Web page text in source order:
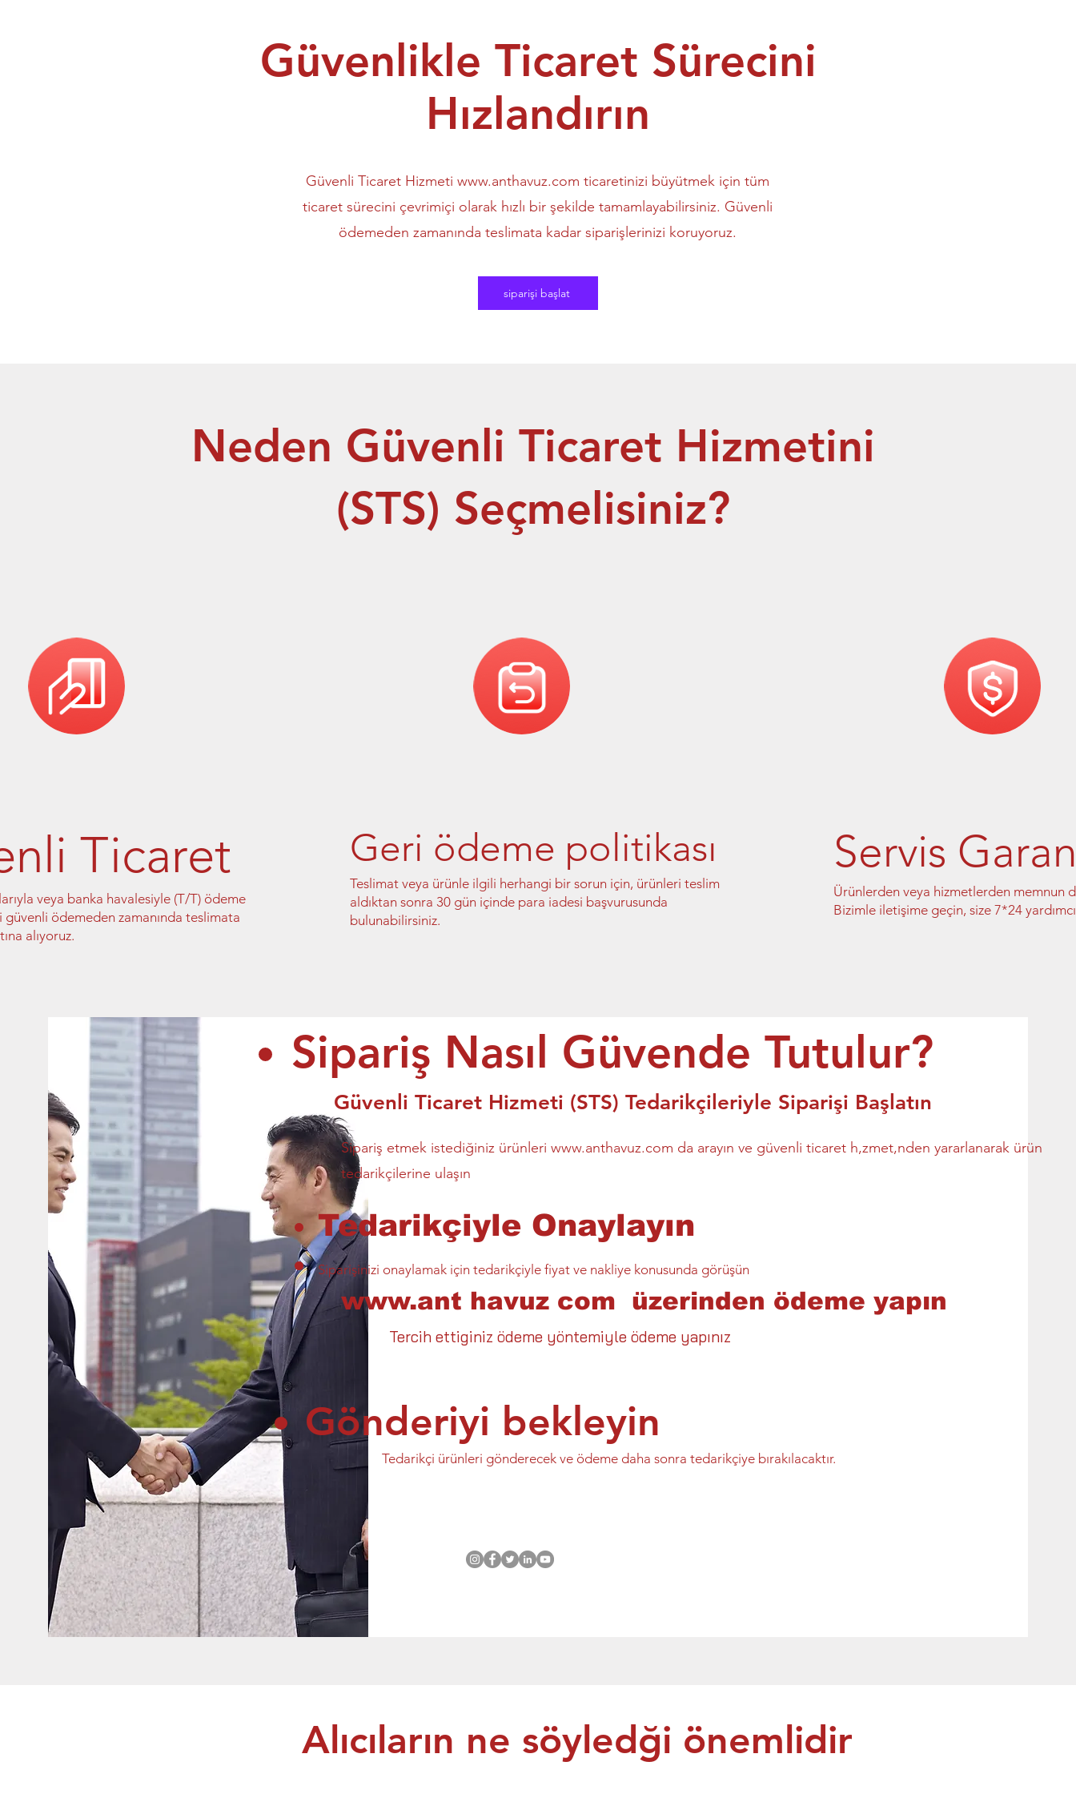
Güvenlikle Ticaret Sürecini
Hızlandırın
Güvenli Ticaret Hizmeti www.anthavuz.com ticaretinizi büyütmek için tüm
ticaret sürecini çevrimiçi olarak hızlı bir şekilde tamamlayabilirsiniz. Güvenli
ödemeden zamanında teslimata kadar siparişlerinizi koruyoruz.
siparişi başlat
Neden Güvenli Ticaret Hizmetini
(STS) Seçmelisiniz?
Ticaret
veya banka havalesiyle (T/T) ödeme
güvenli ödemeden zamanında teslimata
alıyoruz.
Geri ödeme politikası
Teslimat veya ürünle ilgili herhangi bir sorun için, ürünleri teslim
aldıktan sonra 30 gün içinde para iadesi başvurusunda
bulunabilirsiniz.
Servis
Ürünlerden veya hizmetlerden memnun
Bizimle iletişime geçin, size 7*24
Sipariş Nasıl Güvende Tutulur?
Güvenli Ticaret Hizmeti (STS) Tedarikçileriyle Siparişi Başlatın
Sipariş etmek istediğiniz ürünleriwww.anthavuz.com da arayın ve güvenli ticaret h,zmet,nden yararlanarak ürün
tedarikçilerine ulaşın
Tedarikçiyle Onaylayın
Siparişinizi onaylamak için tedarikçiyle fiyat ve nakliye konusunda görüşün
www.ant havuz com üzerinden ödeme yapın
Tercih ettiginiz ödeme yöntemiyle ödeme yapınız
Gönderiyi bekleyin
Tedarikçi ürünleri gönderecek ve ödeme daha sonra tedarikçiye bırakılacaktır.
Alıcıların ne söyledği önemlidir